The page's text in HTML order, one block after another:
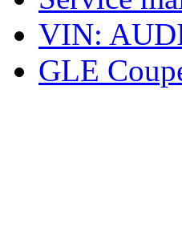
VIN:
GLE